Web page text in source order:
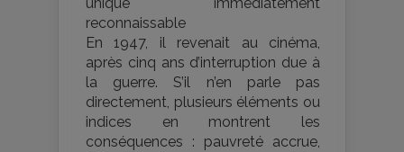
unique immédiatement
reconnaissable
En 1947, il revenait au cinéma,
après cinq ans d’interruption due à
la guerre. S’il n’en parle pas
directement, plusieurs éléments ou
indices en montrent les
conséquences : pauvreté accrue,